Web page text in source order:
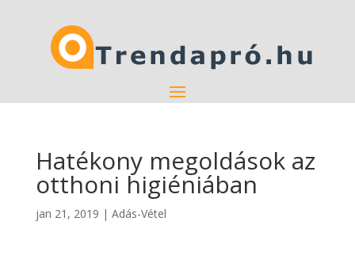
Hatékony megoldások az
otthoni higiéniában
jan 21, 2019 | Adás-Vétel